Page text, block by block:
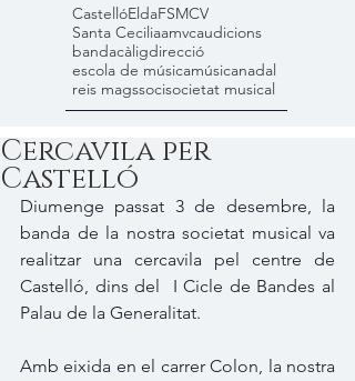
CastellóEldaFSMCV
Santa Ceciliaamvcaudicions
bandacàligdirecció
escola de músicamúsicanadal
reis magssocisocietat musical
Cercavila per
Castelló
Diumenge passat 3 de desembre, la
banda de la nostra societat musical va
realitzar una cercavila pel centre de
Castelló, dins del  I Cicle de Bandes al
Palau de la Generalitat.
Amb eixida en el carrer Colon, la nostra